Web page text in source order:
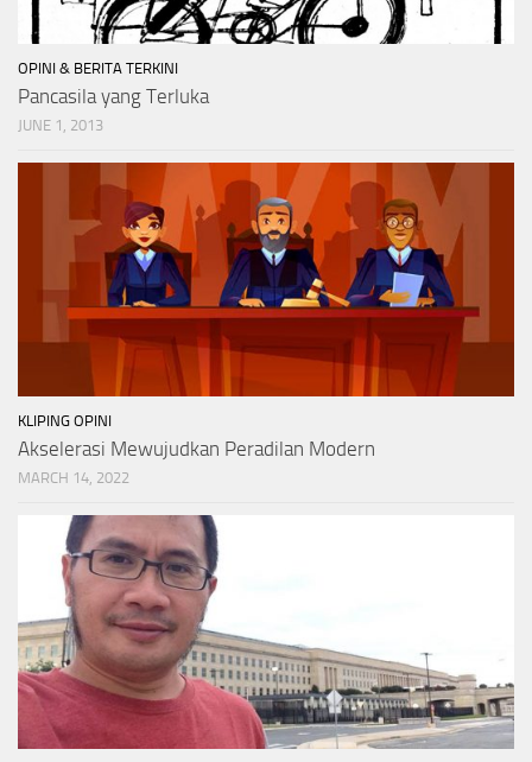
OPINI & BERITA TERKINI
Pancasila yang Terluka
JUNE 1, 2013
KLIPING OPINI
Akselerasi Mewujudkan Peradilan Modern
MARCH 14, 2022